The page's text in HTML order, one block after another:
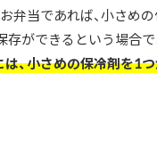
弁当であれば、小さめ
ができるという場合
、小さめの保冷剤を1